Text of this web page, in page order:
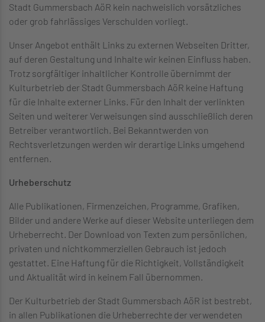
Stadt Gummersbach AöR kein nachweislich vorsätzliches
oder grob fahrlässiges Verschulden vorliegt.
Unser Angebot enthält Links zu externen Webseiten Dritter,
auf deren Gestaltung und Inhalte wir keinen Einfluss haben.
Trotz sorgfältiger inhaltlicher Kontrolle übernimmt der
Kulturbetrieb der Stadt Gummersbach AöR keine Haftung
für die Inhalte externer Links. Für den Inhalt der verlinkten
Seiten und weiterer Verweisungen sind ausschließlich deren
Betreiber verantwortlich. Bei Bekanntwerden von
Rechtsverletzungen werden wir derartige Links umgehend
entfernen.
Urheberschutz
Alle Publikationen, Firmenzeichen, Programme, Grafiken,
Bilder und andere Werke auf dieser Website unterliegen dem
Urheberrecht. Der Download von Texten zum persönlichen,
privaten und nichtkommerziellen Gebrauch ist jedoch
gestattet. Eine Haftung für die Richtigkeit, Vollständigkeit
und Aktualität wird in keinem Fall übernommen.
Der Kulturbetrieb der Stadt Gummersbach AöR ist bestrebt,
in allen Publikationen die Urheberrechte der verwendeten